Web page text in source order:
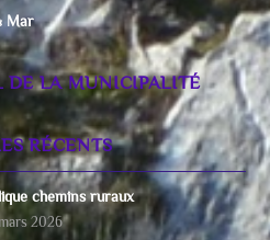
Mar
DE LA MUNICIPALITÉ
RÉCENTS
chemins ruraux
2026